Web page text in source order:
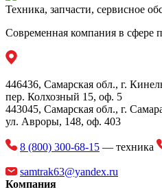
Техника, запчасти, сервисное
Современная компания в сфере
446436, Самарская обл., г.
пер. Колхозный 15, оф. 5
443045, Самарская обл., г.
ул. Авроры, 148, оф. 403
8 (800) 300-68-15 — техника
samtrak63@yandex.ru
Компания